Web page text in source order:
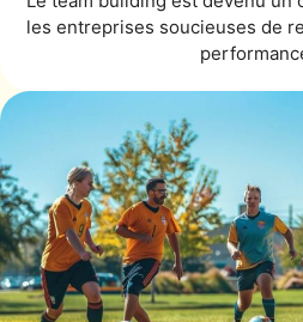
les entreprises soucieuses de